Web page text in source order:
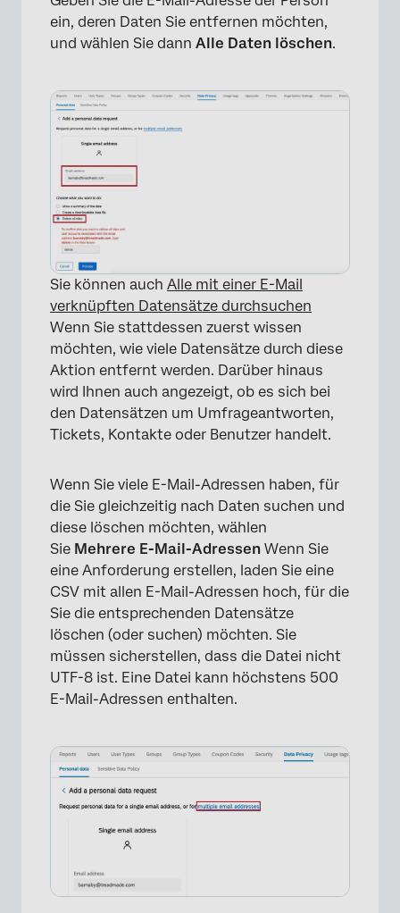
×
×
×
ein, deren Daten Sie entfernen möchten,
und wählen Sie dann Alle Daten löschen.
Sie können auch Alle mit einer E-Mail
verknüpften Datensätze durchsuchen
Wenn Sie stattdessen zuerst wissen
möchten, wie viele Datensätze durch diese
Aktion entfernt werden. Darüber hinaus
wird Ihnen auch angezeigt, ob es sich bei
den Datensätzen um Umfrageantworten,
Tickets, Kontakte oder Benutzer handelt.
Wenn Sie viele E-Mail-Adressen haben, für
die Sie gleichzeitig nach Daten suchen und
diese löschen möchten, wählen
Sie Mehrere E-Mail-Adressen Wenn Sie
eine Anforderung erstellen, laden Sie eine
CSV mit allen E-Mail-Adressen hoch, für die
Sie die entsprechenden Datensätze
löschen (oder suchen) möchten. Sie
müssen sicherstellen, dass die Datei nicht
UTF-8 ist. Eine Datei kann höchstens 500
E-Mail-Adressen enthalten.